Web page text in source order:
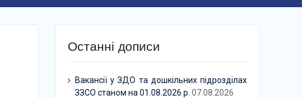
Останні дописи
Вакансії у ЗДО та дошкільних підрозділах
ЗЗСО станом на 01.08.2026 р. 07.08.2026